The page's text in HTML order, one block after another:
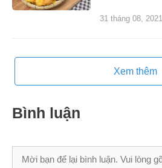
31 tháng 08, 2021
Xem thêm
Bình luận
Bình